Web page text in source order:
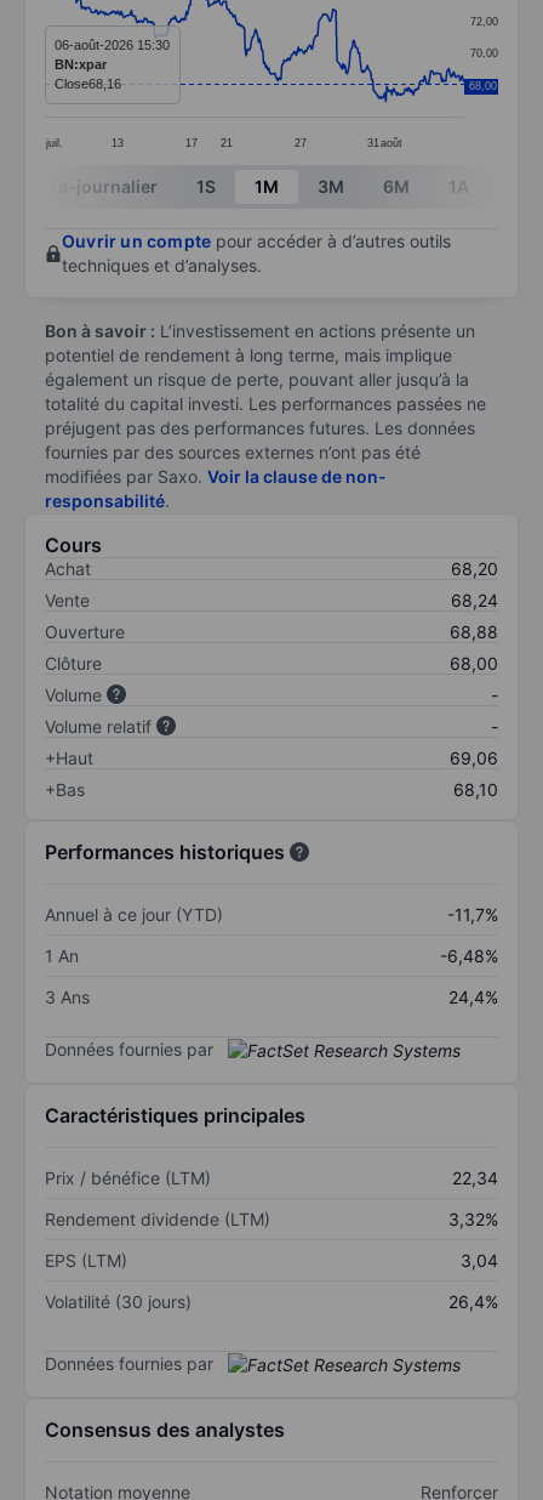
Line chart with 413 data points.
The chart has 1 X axis displaying categories.
The chart has 1 Y axis displaying values. Data
juil. 13 17 21 27 31 août
68,00
70,00
72,00
68,00
06-août-2026 15:30
BN:xpar
Close68,16
End of interactive chart.
Intra-journalier 1S 1M 3M 6M 1A
Ouvrir un compte pour accéder à d’autres outils
techniques et d’analyses.
Bon à savoir : L’investissement en actions présente un
potentiel de rendement à long terme, mais implique
également un risque de perte, pouvant aller jusqu’à la
totalité du capital investi. Les performances passées ne
préjugent pas des performances futures. Les données
fournies par des sources externes n’ont pas été
modifiées par Saxo. Voir la clause de non-
responsabilité.
Cours
Achat
68,20
Vente
68,24
Ouverture
68,88
Clôture
68,00
Volume
-
Volume relatif
-
+Haut
69,06
+Bas
68,10
Performances historiques
Annuel à ce jour (YTD)
-11,7%
1 An
-6,48%
3 Ans
24,4%
Données fournies par
Caractéristiques principales
Prix / bénéfice (LTM)
22,34
Rendement dividende (LTM)
3,32%
EPS (LTM)
3,04
Volatilité (30 jours)
26,4%
Données fournies par
Consensus des analystes
Notation moyenne Renforcer